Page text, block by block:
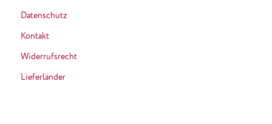
Datenschutz
Kontakt
Widerrufsrecht
Lieferländer